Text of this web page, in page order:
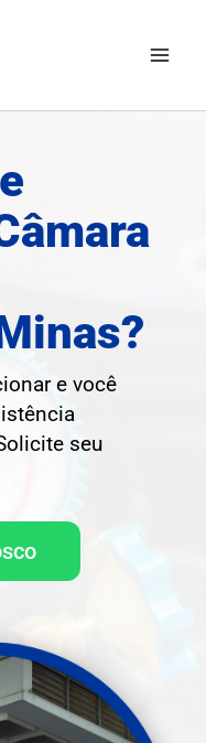
e você
seu